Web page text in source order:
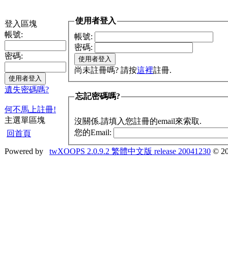
登入區塊
帳號:
密碼:
遺失密碼嗎?
何不馬上註冊!
主選單區塊
回首頁
使用者登入
帳號:
密碼:
尚未註冊嗎? 請按這裡註冊.
忘記密碼嗎?
沒關係.請填入您註冊的email來索取.
您的Email:
Powered by twXOOPS 2.0.9.2 繁體中文版 release 20041230 ©